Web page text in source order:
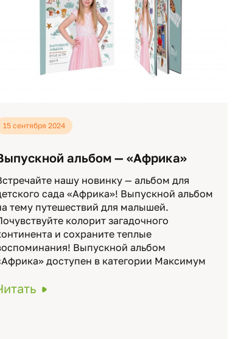
15 сентября 2024
альбом — «Африка»
нашу новинку — альбом для
сада «Африка»! Выпускной альбом
тему путешествий для малышей.
колорит загадочного
и сохраните теплые
Выпускной альбом
доступен в категории Максимум